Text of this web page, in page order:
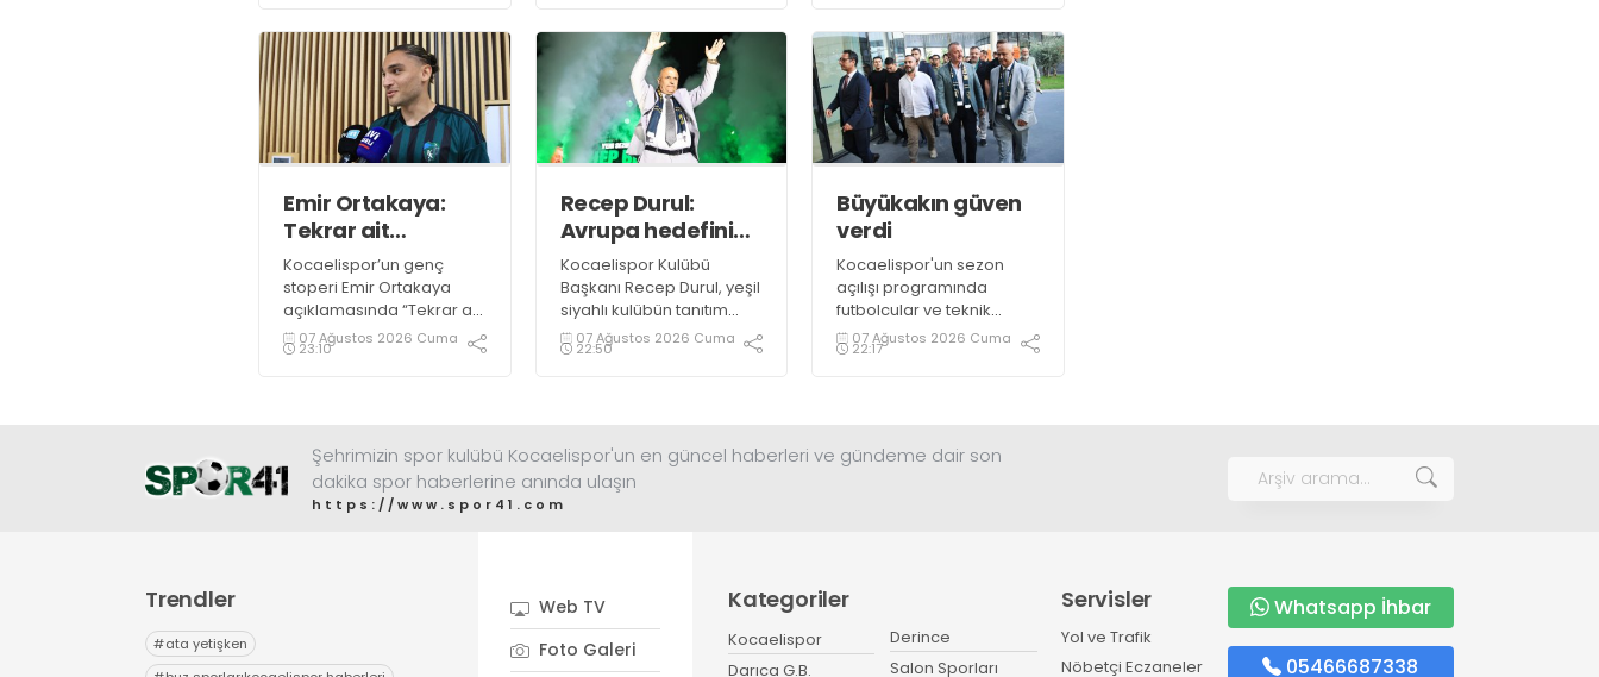
Kocaelispor formasını
giydirdi.
sevilen sanatçı Buray,
verdiği konserle meydanı
inletti.
Emir Ortakaya:
Tekrar ait
olduğum
yerdeyim
Kocaelispor’un genç
stoperi Emir Ortakaya
açıklamasında “Tekrar ait
olduğum yerdeyim” diye
konuştu.
07 Ağustos 2026 Cuma
23:10
Recep Durul:
Avrupa hedefini
sonuna kadar
kovalayacağız!
Kocaelispor Kulübü
Başkanı Recep Durul, yeşil
siyahlı kulübün tanıtım
gecesinde yeni tarihler
yazacaklarını ifade etti.
07 Ağustos 2026 Cuma
22:50
Büyükakın güven
verdi
Kocaelispor'un sezon
açılışı programında
futbolcular ve teknik
heyetle bir araya gelen
Başkan Tahir Büyükakın,
diledi ve “Yanınızdayım”
dedi.
07 Ağustos 2026 Cuma
22:17
Şehrimizin spor kulübü Kocaelispor'un en güncel haberleri ve gündeme dair son
dakika spor haberlerine anında ulaşın
https://www.spor41.com
Trendler
#ata yetişken
Web TV
Foto Galeri
Kategoriler
Kocaelispor
Darıca G.B.
Derince
Salon Sporları
Servisler
Yol ve Trafik
Nöbetçi Eczaneler
Whatsapp İhbar
05466687338